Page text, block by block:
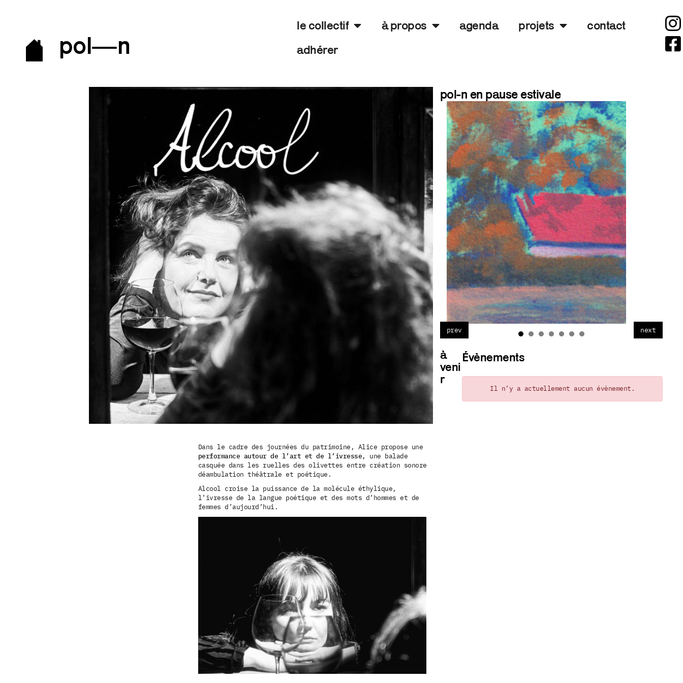
pol—n
le collectif à propos agenda projets
contact
adhérer
Dans le cadre des journées du patrimoine, Alice propose une
performance autour de l’art et de l’ivresse, une balade
casquée dans les ruelles des olivettes entre création sonore,
déambulation théâtrale et poétique.
Alcool croise la puissance de la molécule éthylique,
l’ivresse de la langue poétique et des mots d’hommes et de
femmes d’aujourd’hui.
pol-n en pause estivale
7 juillet
2026
prev next
à
veni
r
Évènements
Il n’y a actuellement aucun évènement.